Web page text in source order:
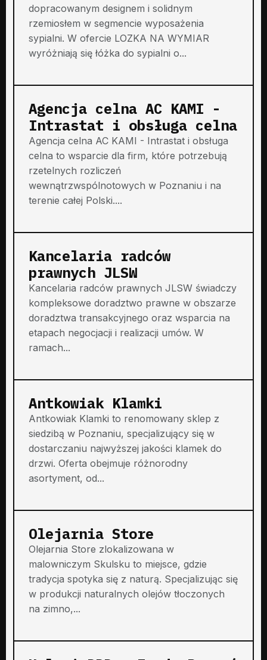
dopracowanym designem i solidnym
rzemiosłem w segmencie wyposażenia
sypialni. W ofercie LOZKA NA WYMIAR
wyróżniają się łóżka do sypialni o...
Agencja celna AC KAMI -
Intrastat i obsługa celna
Agencja celna AC KAMI - Intrastat i obsługa
celna to wsparcie dla firm, które potrzebują
rzetelnych rozliczeń
wewnątrzwspólnotowych w Poznaniu i na
terenie całej Polski....
Kancelaria radców
prawnych JLSW
Kancelaria radców prawnych JLSW świadczy
kompleksowe doradztwo prawne w obszarze
doradztwa transakcyjnego oraz wsparcia na
etapach negocjacji i realizacji umów. W
ramach...
Antkowiak Klamki
Antkowiak Klamki to renomowany sklep z
siedzibą w Poznaniu, specjalizujący się w
dostarczaniu najwyższej jakości klamek do
drzwi. Oferta obejmuje różnorodny
asortyment, od...
Olejarnia Store
Olejarnia Store zlokalizowana w
malowniczym Skulsku to miejsce, gdzie
tradycja spotyka się z naturą. Specjalizując się
w produkcji naturalnych olejów tłoczonych
na zimno,...